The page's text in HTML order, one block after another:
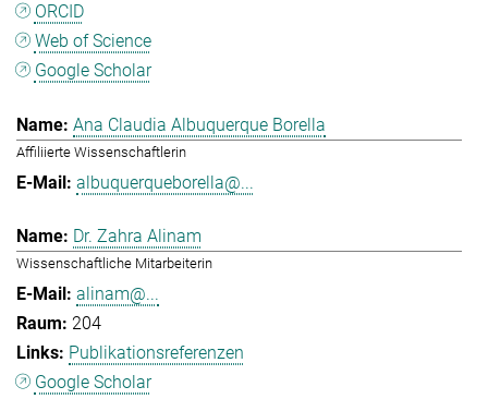
ORCID
Web of Science
Google Scholar
Ana Claudia Albuquerque Borella
Affiliierte Wissenschaftlerin
albuquerqueborella@...
Dr. Zahra Alinam
Wissenschaftliche Mitarbeiterin
alinam@...
204
Publikationsreferenzen
Google Scholar